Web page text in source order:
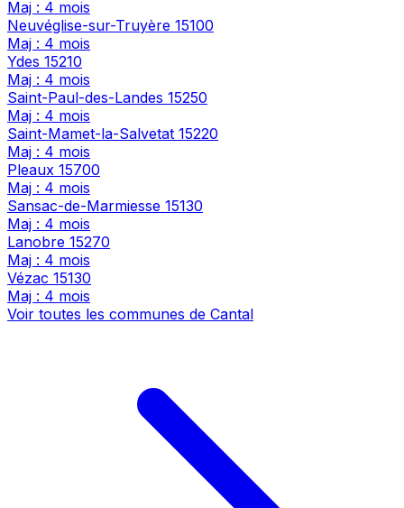
Maj : 4 mois
Neuvéglise-sur-Truyère 15100
Maj : 4 mois
Ydes 15210
Maj : 4 mois
Saint-Paul-des-Landes 15250
Maj : 4 mois
Saint-Mamet-la-Salvetat 15220
Maj : 4 mois
Pleaux 15700
Maj : 4 mois
Sansac-de-Marmiesse 15130
Maj : 4 mois
Lanobre 15270
Maj : 4 mois
Vézac 15130
Maj : 4 mois
Voir toutes les communes de Cantal